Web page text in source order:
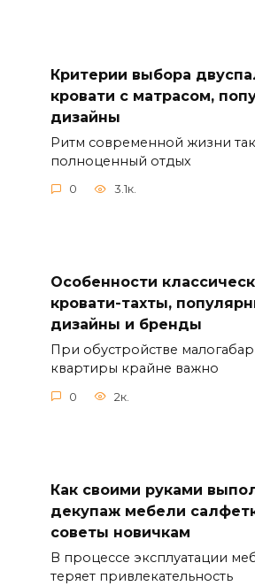
Критерии выбора
кровати с матрасом,
дизайны
Ритм современной жизни
полноценный отдых
0 3.1к.
Особенности
кровати-тахты,
дизайны и бренды
При обустройстве
квартиры крайне важно
0 2к.
Как своими руками
декупаж мебели
советы новичкам
В процессе эксплуатации
теряет привлекательность